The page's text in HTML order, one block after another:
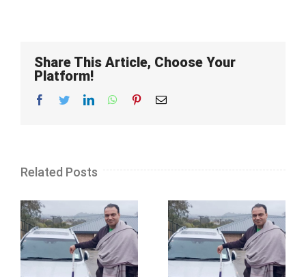
Share This Article, Choose Your
Platform!
Facebook
TwitterLinkedInWhatsApp
PinterestEmail
Related Posts